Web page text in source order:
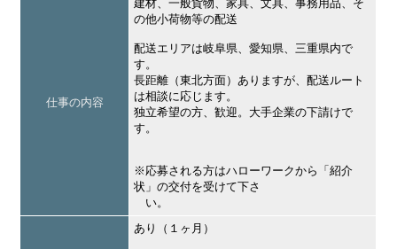
仕事の内容
建材、一般貨物、家具、文具、事務用品、そ
の他小荷物等の配送
配送エリアは岐阜県、愛知県、三重県内で
す。
長距離（東北方面）ありますが、配送ルート
は相談に応じます。
独立希望の方、歓迎。大手企業の下請けで
す。
※応募される方はハローワークから「紹介
状」の交付を受けて下さ
い。
あり（１ヶ月）